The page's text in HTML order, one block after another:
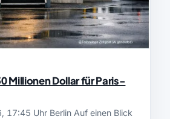
Millionen Dollar für Paris-
17:45 Uhr Berlin Auf einen Blick